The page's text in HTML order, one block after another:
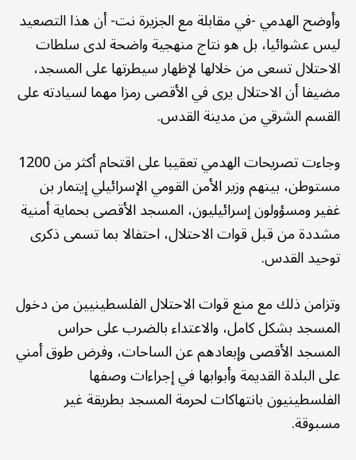
وأوضح الهدمي -في مقابلة مع الجزيرة نت- أن هذا التصعيد
ليس عشوائيا، بل هو نتاج منهجية واضحة لدى سلطات
الاحتلال تسعى من خلالها لإظهار سيطرتها على المسجد،
مضيفا أن الاحتلال يرى في الأقصى رمزا مهما لسيادته على
القسم الشرقي من مدينة القدس.
وجاءت تصريحات الهدمي تعقيبا على اقتحام أكثر من 1200
مستوطن، بينهم وزير الأمن القومي الإسرائيلي إيتمار بن
غفير ومسؤولون إسرائيليون، المسجد الأقصى بحماية أمنية
مشددة من قبل قوات الاحتلال، احتفالا بما تسمى ذكرى
توحيد القدس.
وتزامن ذلك مع منع قوات الاحتلال الفلسطينيين من دخول
المسجد بشكل كامل، والاعتداء بالضرب على حراس
المسجد الأقصى وإبعادهم عن الساحات، وفرض طوق أمني
على البلدة القديمة وأبوابها في إجراءات وصفها
الفلسطينيون بانتهاكات لحرمة المسجد بطريقة غير
مسبوقة.